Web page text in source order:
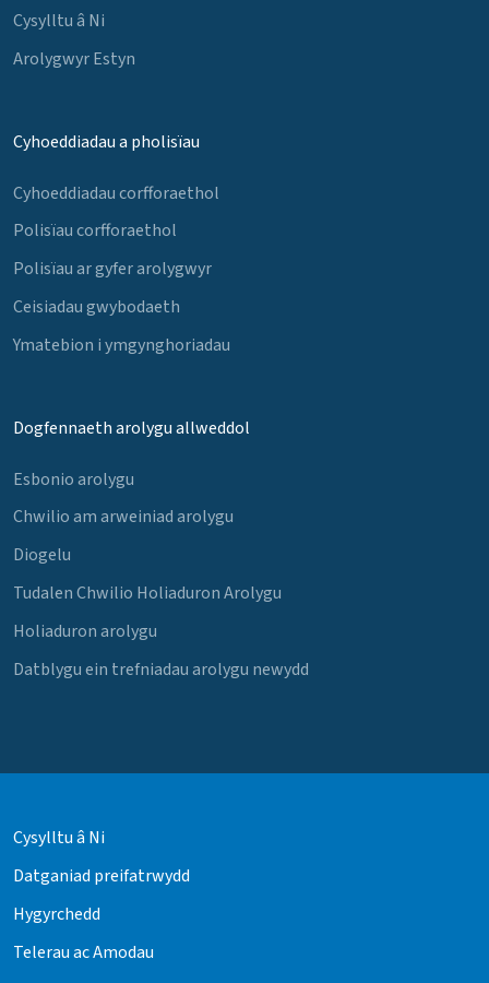
Cysylltu â Ni
Arolygwyr Estyn
Cyhoeddiadau a pholisïau
Cyhoeddiadau corfforaethol
Polisïau corfforaethol
Polisïau ar gyfer arolygwyr
Ceisiadau gwybodaeth
Ymatebion i ymgynghoriadau
Dogfennaeth arolygu allweddol
Esbonio arolygu
Chwilio am arweiniad arolygu
Diogelu
Tudalen Chwilio Holiaduron Arolygu
Holiaduron arolygu
Datblygu ein trefniadau arolygu newydd
Cysylltu â Ni
Datganiad preifatrwydd
Hygyrchedd
Telerau ac Amodau